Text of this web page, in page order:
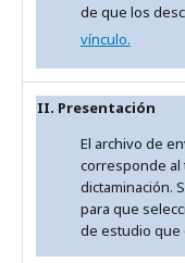
de que los
vínculo.
II. Presentación
El archivo de
corresponde al
dictaminación.
para que
de estudio que